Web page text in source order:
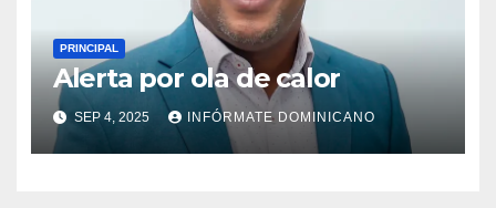
PRINCIPAL
Alerta por ola de calor
SEP 4, 2025 INFÓRMATE DOMINICANO